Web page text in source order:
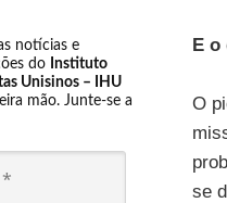
notícias e
do Instituto
Unisinos – IHU
mão. Junte-se a
E o
O
se